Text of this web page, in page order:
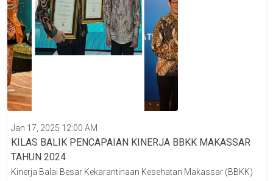
Jan 17, 2025 12:00 AM
KILAS BALIK PENCAPAIAN KINERJA BBKK MAKASSAR
TAHUN 2024
Kinerja Balai Besar Kekarantinaan Kesehatan Makassar (BBKK)